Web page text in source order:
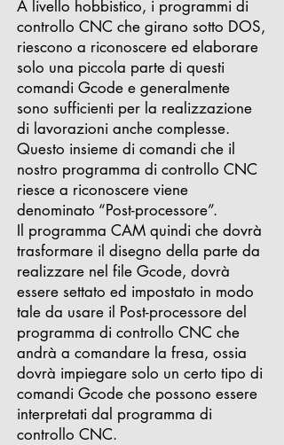
A livello hobbistico, i programmi di
controllo CNC che girano sotto DOS,
riescono a riconoscere ed elaborare
solo una piccola parte di questi
comandi Gcode e generalmente
sono sufficienti per la realizzazione
di lavorazioni anche complesse.
Questo insieme di comandi che il
nostro programma di controllo CNC
riesce a riconoscere viene
denominato “Post-processore”.
Il programma CAM quindi che dovrà
trasformare il disegno della parte da
realizzare nel file Gcode, dovrà
essere settato ed impostato in modo
tale da usare il Post-processore del
programma di controllo CNC che
andrà a comandare la fresa, ossia
dovrà impiegare solo un certo tipo di
comandi Gcode che possono essere
interpretati dal programma di
controllo CNC.